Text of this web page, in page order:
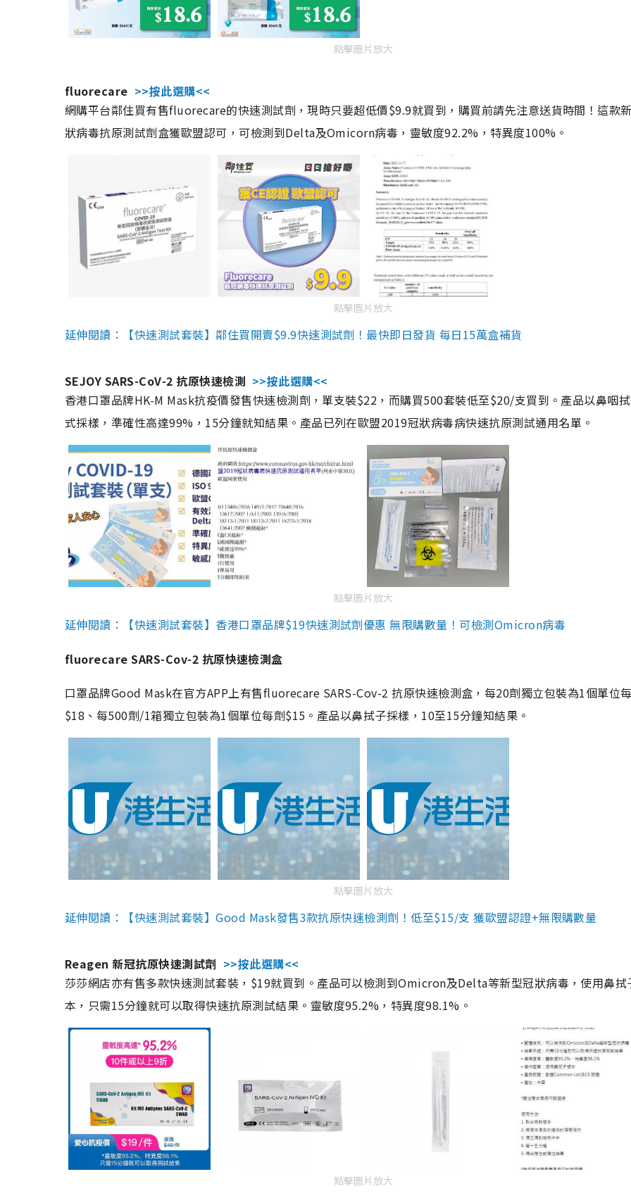
點擊圖片放大
fluorecare >>按此選購<<
網購平台鄰住買有售fluorecare的快速測試劑，現時只要超低價$9.9就買到，購買前請先注意送貨時間！這款
狀病毒抗原測試劑盒獲歐盟認可，可檢測到Delta及Omicorn病毒，靈敏度92.2%，特異度100%。
點擊圖片放大
延伸閱讀：【快速測試套裝】鄰住買開賣$9.9快速測試劑！最快即日發貨 每日15萬盒補貨
SEJOY SARS-CoV-2 抗原快速檢測 >>按此選購<<
香港口罩品牌HK-M Mask抗疫價發售快速檢測劑，單支裝$22，而購買500套裝低至$20/支買到。產品以鼻咽
式採樣，準確性高達99%，15分鐘就知結果。產品已列在歐盟2019冠狀病毒病快速抗原測試通用名單。
點擊圖片放大
延伸閱讀：【快速測試套裝】香港口罩品牌$19快速測試劑優惠 無限購數量！可檢測Omicron病毒
fluorecare SARS-Cov-2 抗原快速檢測盒
口罩品牌Good Mask在官方APP上有售fluorecare SARS-Cov-2 抗原快速檢測盒，每20劑獨立包裝為1個單位
$18、每500劑/1箱獨立包裝為1個單位每劑$15。產品以鼻拭子採樣，10至15分鐘知結果。
點擊圖片放大
延伸閱讀：【快速測試套裝】Good Mask發售3款抗原快速檢測劑！低至$15/支 獲歐盟認證+無限購數量
Reagen 新冠抗原快速測試劑 >>按此選購<<
莎莎網店亦有售多款快速測試套裝，$19就買到。產品可以檢測到Omicron及Delta等新型冠狀病毒，使用鼻拭
本，只需15分鐘就可以取得快速抗原測試結果。靈敏度95.2%，特異度98.1%。
點擊圖片放大